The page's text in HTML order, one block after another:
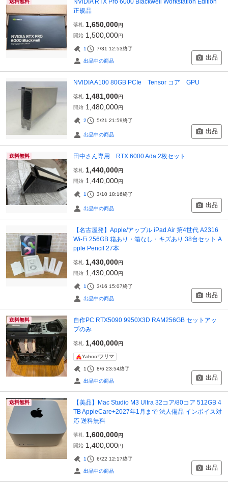
正規品
落札 1,650,000円
開始 1,500,000円
1 7/31 12:53終了
出品中の商品 出品
NVIDIA A100 80GB PCIe Tensor コア GPU
落札 1,481,000円
開始 1,480,000円
2 5/21 21:59終了
出品中の商品 出品
送料無料 田中さん専用 RTX 6000 Ada 2枚セット
落札 1,440,000円
開始 1,440,000円
1 3/10 18:16終了
出品中の商品 出品
【名古屋発】Apple/アップル iPad Air 第4世代 A2316
Wi-Fi 256GB 箱あり・箱なし・キズあり 38台セット A
pple Pencil 27本
落札 1,430,000円
開始 1,430,000円
1 3/16 15:07終了
出品中の商品 出品
送料無料
自作PC RTX5090 9950X3D RAM256GB セットアッ
プのみ
落札 1,400,000円
Yahoo!フリマ
1 8/6 23:54終了
出品中の商品 出品
送料無料
【美品】Mac Studio M3 Ultra 32コア/80コア 512GB 4
TB AppleCare+2027年1月まで 法人備品 インボイス対
応 送料無料
落札 1,600,000円
開始 1,400,000円
1 6/22 12:17終了
出品中の商品 出品